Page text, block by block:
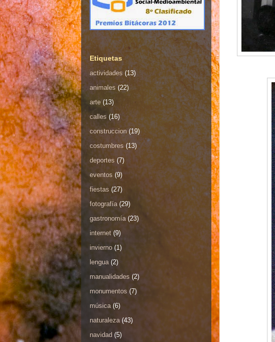
Etiquetas
actividades (13)
animales (22)
arte (13)
calles (16)
construccion (19)
costumbres (13)
deportes (7)
eventos (9)
fiestas (27)
fotografía (29)
gastronomía (23)
internet (9)
invierno (1)
lengua (2)
manualidades (2)
monumentos (7)
música (6)
naturaleza (43)
navidad (5)